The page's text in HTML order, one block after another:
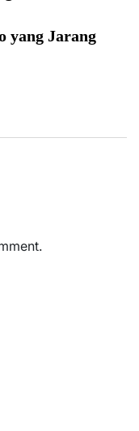
yang Jarang